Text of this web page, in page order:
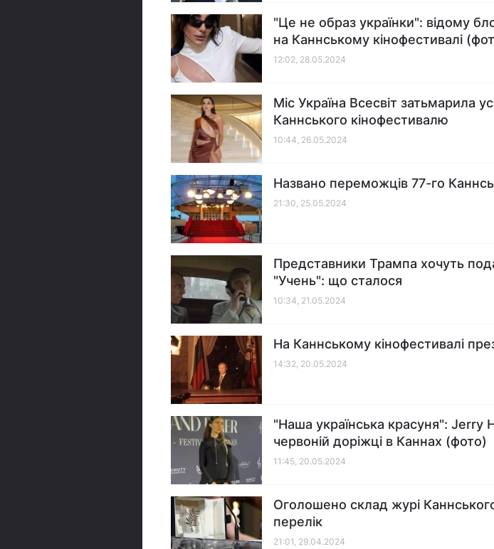
"Це не образ українки": відому
на Каннському кінофестивалі
12:02, 28.05.2024
Міс Україна Всесвіт затьмарила
Каннського кінофестивалю
10:44, 26.05.2024
Названо переможців 77-го
21:30, 25.05.2024
Представники Трампа хочуть
"Учень": що сталося
10:34, 21.05.2024
На Каннському кінофестивалі
14:32, 20.05.2024
"Наша українська красуня": Jerry
червоній доріжці в Каннах (фото)
11:45, 20.05.2024
Оголошено склад журі
перелік
21:01, 29.04.2024